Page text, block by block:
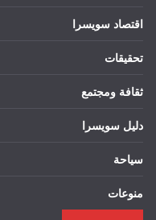
اقتصاد سويسرا
تحقيقات
ثقافة ومجتمع
دليل سويسرا
سياحة
منوعات